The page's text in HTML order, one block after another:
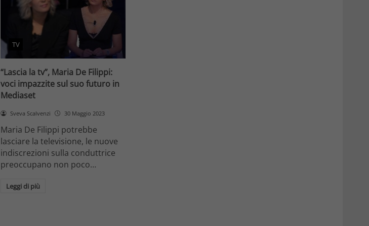
TV
“Lascia la tv”, Maria De Filippi:
voci impazzite sul suo futuro in
Mediaset
Sveva Scalvenzi 30 Maggio 2023
Maria De Filippi potrebbe
lasciare la televisione, le nuove
indiscrezioni sulla conduttrice
preoccupano non poco…
Leggi di più